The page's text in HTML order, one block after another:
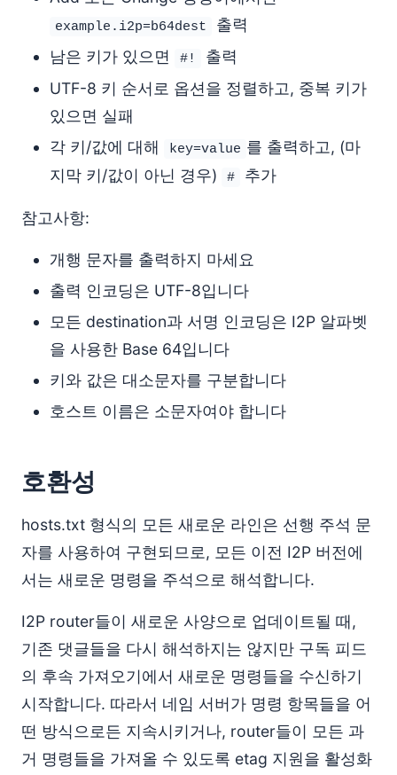
example.i2p=b64dest
출력
남은 키가 있으면
#!
출력
UTF-8 키 순서로 옵션을 정렬하고, 중복 키가
있으면 실패
각 키/값에 대해
key=value 를 출력하고, (마
지막 키/값이 아닌 경우)
# 추가
참고사항:
개행 문자를 출력하지 마세요
출력 인코딩은 UTF-8입니다
모든 destination과 서명 인코딩은 I2P 알파벳
을 사용한 Base 64입니다
키와 값은 대소문자를 구분합니다
호스트 이름은 소문자여야 합니다
호환성
hosts.txt 형식의 모든 새로운 라인은 선행 주석 문
자를 사용하여 구현되므로, 모든 이전 I2P 버전에
서는 새로운 명령을 주석으로 해석합니다.
I2P router들이 새로운 사양으로 업데이트될 때,
기존 댓글들을 다시 해석하지는 않지만 구독 피드
의 후속 가져오기에서 새로운 명령들을 수신하기
시작합니다. 따라서 네임 서버가 명령 항목들을 어
떤 방식으로든 지속시키거나, router들이 모든 과
거 명령들을 가져올 수 있도록 etag 지원을 활성화